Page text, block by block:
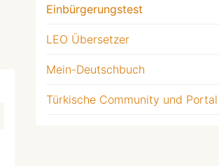
Einbürgerungstest
LEO Übersetzer
Mein-Deutschbuch
Türkische Community und Portal